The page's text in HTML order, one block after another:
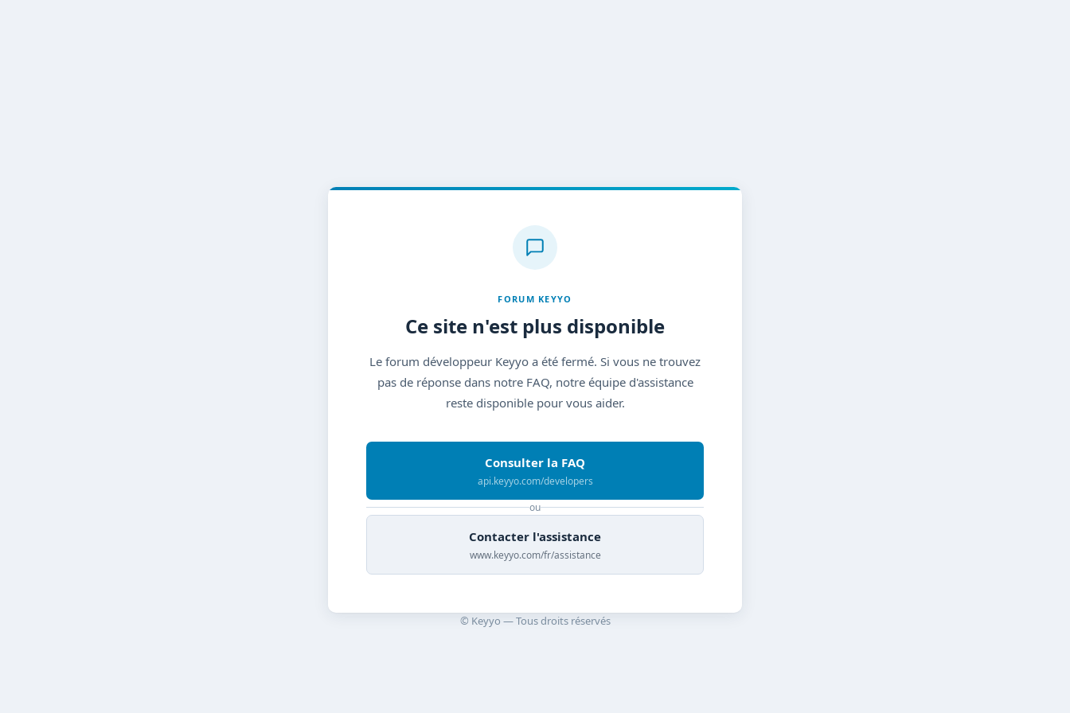
FORUM KEYYO
Ce site n'est plus disponible
Le forum développeur Keyyo a été fermé. Si vous ne trouvez
pas de réponse dans notre FAQ, notre équipe d'assistance
reste disponible pour vous aider.
Consulter la FAQ
api.keyyo.com/developers
ou
Contacter l'assistance
www.keyyo.com/fr/assistance
© Keyyo — Tous droits réservés